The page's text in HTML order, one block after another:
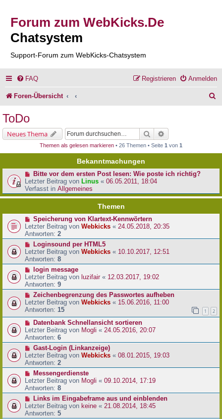
Forum zum WebKicks.De
Chatsystem
Support-Forum zum WebKicks-Chatsystem
FAQ Anmelden
Registrieren
Foren-Übersicht
e
ToDo
Neues Thema Suche
Themen als gelesen markieren • 26 Themen • Seite 1 von 1
Bekanntmachungen
Bitte vor dem ersten Post lesen: Wie poste ich richtig?
Letzter Beitrag von Linus « 06.05.2011, 18:04
Verfasst in Allgemeines
Themen
Speicherung von Klartext-Kennwörtern
Letzter Beitrag von Webkicks « 24.05.2018, 20:35
Antworten: 2
Loginsound per HTML5
Letzter Beitrag von Webkicks « 10.10.2017, 12:51
Antworten: 8
login message
Letzter Beitrag von luzifair« 12.03.2017, 19:02
Antworten: 9
Zeichenbegrenzung des Passwortes aufheben
Letzter Beitrag von Webkicks « 15.06.2016, 11:00
Antworten: 15 1 2
Datenbank Schnellansicht sortieren
Letzter Beitrag von Mogli « 24.05.2016, 20:07
Antworten: 6
Gast-Login (Linkanzeige)
Letzter Beitrag von Webkicks « 08.01.2015, 19:03
Antworten: 2
Messengerdienste
Letzter Beitrag von Mogli « 09.10.2014, 17:19
Antworten: 8
Links im Eingabeframe aus und einblenden
Letzter Beitrag von keine « 21.08.2014, 18:45
Antworten: 5